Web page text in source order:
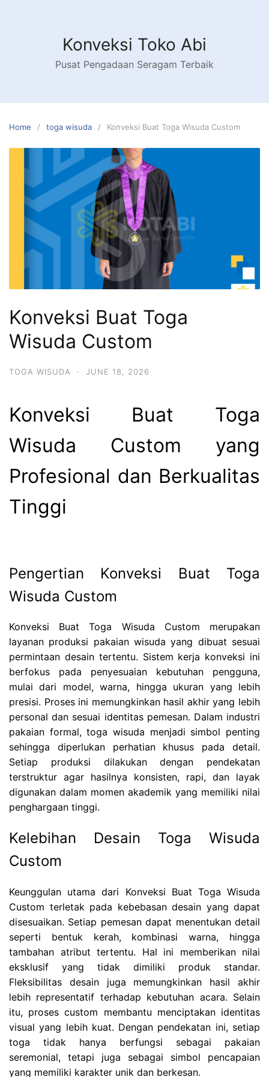
Konveksi Toko Abi
Pusat Pengadaan Seragam Terbaik
Home toga wisuda Konveksi Buat Toga Wisuda Custom
Konveksi Buat Toga
Wisuda Custom
TOGA WISUDA · JUNE 18, 2026
Konveksi Buat Toga
Wisuda Custom yang
Profesional dan Berkualitas
Tinggi
Pengertian Konveksi Buat Toga
Wisuda Custom
Konveksi Buat Toga Wisuda Custom merupakan
layanan produksi pakaian wisuda yang dibuat sesuai
permintaan desain tertentu. Sistem kerja konveksi ini
berfokus pada penyesuaian kebutuhan pengguna,
mulai dari model, warna, hingga ukuran yang lebih
presisi. Proses ini memungkinkan hasil akhir yang lebih
personal dan sesuai identitas pemesan. Dalam industri
pakaian formal, toga wisuda menjadi simbol penting
sehingga diperlukan perhatian khusus pada detail.
Setiap produksi dilakukan dengan pendekatan
terstruktur agar hasilnya konsisten, rapi, dan layak
digunakan dalam momen akademik yang memiliki nilai
penghargaan tinggi.
Kelebihan Desain Toga Wisuda
Custom
Keunggulan utama dari Konveksi Buat Toga Wisuda
Custom terletak pada kebebasan desain yang dapat
disesuaikan. Setiap pemesan dapat menentukan detail
seperti bentuk kerah, kombinasi warna, hingga
tambahan atribut tertentu. Hal ini memberikan nilai
eksklusif yang tidak dimiliki produk standar.
Fleksibilitas desain juga memungkinkan hasil akhir
lebih representatif terhadap kebutuhan acara. Selain
itu, proses custom membantu menciptakan identitas
visual yang lebih kuat. Dengan pendekatan ini, setiap
toga tidak hanya berfungsi sebagai pakaian
seremonial, tetapi juga sebagai simbol pencapaian
yang memiliki karakter unik dan berkesan.